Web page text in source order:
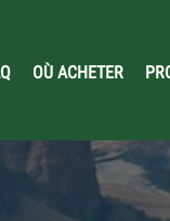
OÙ ACHETER